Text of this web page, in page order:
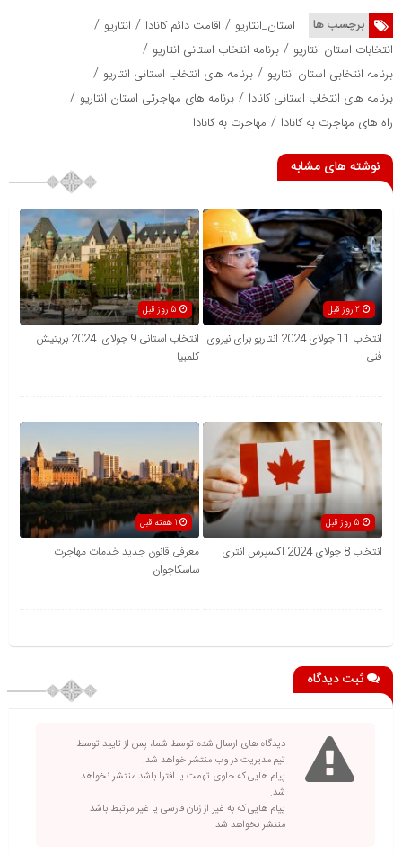
برچسب ها استان_انتاریو / اقامت دائم کانادا / انتاریو /
انتخابات استان انتاریو / برنامه انتخاب استانی انتاریو /
برنامه انتخابی استان انتاریو / برنامه های انتخاب استانی انتاریو /
برنامه های انتخاب استانی کانادا / برنامه های مهاجرتی استان انتاریو /
راه های مهاجرت به کانادا / مهاجرت به کانادا
نوشته های مشابه
2 روز قبل
انتخاب 11 جولای 2024 انتاریو برای نیروی
فنی
انتخاب استانی 9 جولای 2024 بریتیش
کلمبیا
انتخاب 8 جولای 2024 اکسپرس انتری
معرفی قانون جدید خدمات مهاجرت
ساسکاچوان
ثبت دیدگاه
دیدگاه های ارسال شده توسط شما، پس از تایید توسط
تیم مدیریت در وب منتشر خواهد شد.
پیام هایی که حاوی تهمت یا افترا باشد منتشر نخواهد
شد.
پیام هایی که به غیر از زبان فارسی یا غیر مرتبط باشد
منتشر نخواهد شد.